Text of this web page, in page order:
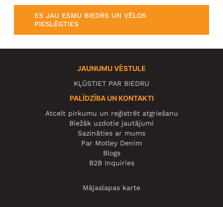
ES JAU ESMU BIEDRS UN VĒLOS
PIESLĒGTIES
JAUNUMU VĒSTULE
KĻŪSTIET PAR BIEDRU
PALĪDZĪBA UN KONTAKTI
Atcelt pirkumu un reģistrēt atgriešanu
Biežāk uzdotie jautājumi
Sazināties ar mums
Par Motley Denim
Blogs
B2B Inquiries
Mājaslapas karte